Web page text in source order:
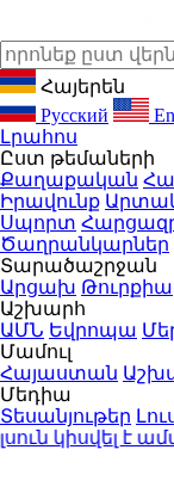
Հայերեն
Русский
Լրահոս
Ըստ թեմաների
Քաղաքական
Իրավունք
Սպորտ
Ծաղրանկարներ
Տարածաշրջան
Արցախ Թուրքիա
Աշխարհ
ԱՄՆ Եվրոպա
Մամուլ
Հայաստան
Մեդիա
Տեսանյութեր
կիսվել է